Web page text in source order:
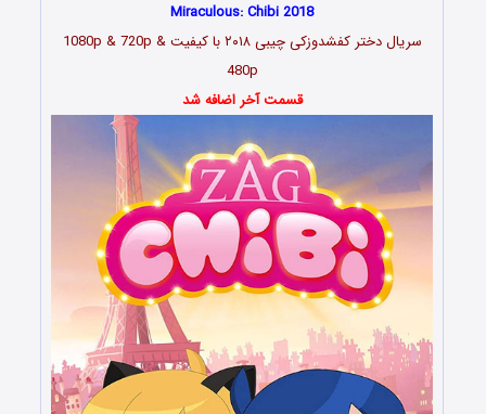
Miraculous: Chibi 2018
سریال دختر کفشدوزکی چیبی ۲۰۱۸
با کیفیت 1080p & 720p &
480p
قسمت آخر اضافه شد